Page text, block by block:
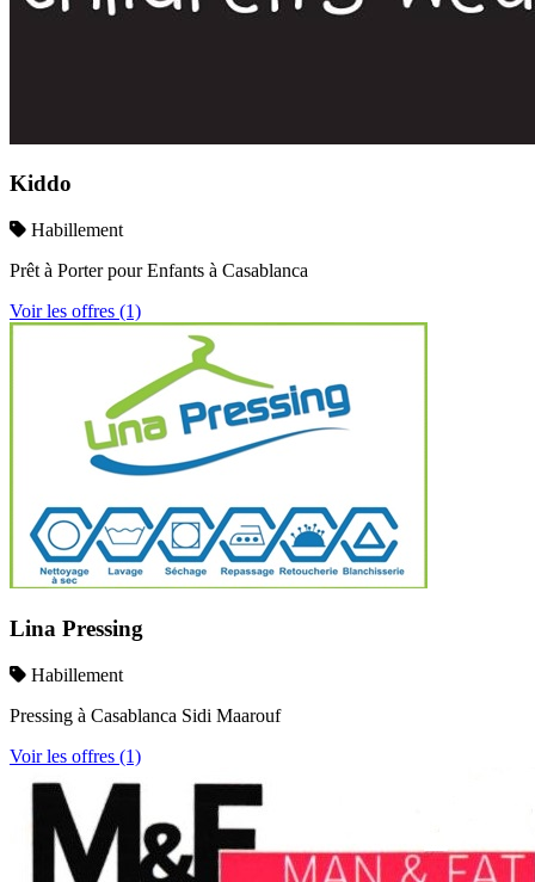
Kiddo
Habillement
Prêt à Porter pour Enfants à Casablanca
Voir les offres (1)
Lina Pressing
Habillement
Pressing à Casablanca Sidi Maarouf
Voir les offres (1)